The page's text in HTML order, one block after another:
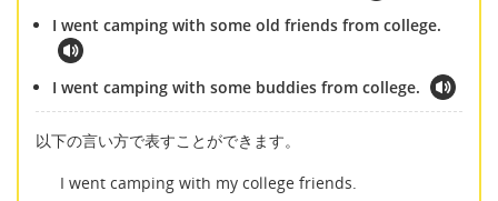
I went camping with some old friends from college.
I went camping with some buddies from college.
以下の言い方で表すことができます。
I went camping with my college friends.